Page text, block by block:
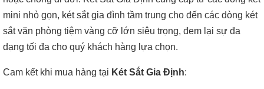
mini nhỏ gọn, két sắt gia đình tầm trung cho đến các dòng két
sắt văn phòng tiệm vàng cỡ lớn siêu trọng, đem lại sự đa
dạng tối đa cho quý khách hàng lựa chọn.
Cam kết khi mua hàng tại Két Sắt Gia Định: